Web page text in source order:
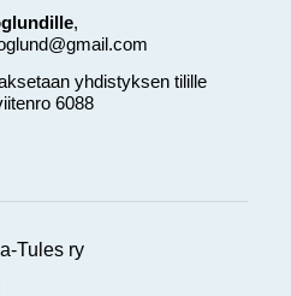
,
yhdistyksen tilille
6088
Tules ry